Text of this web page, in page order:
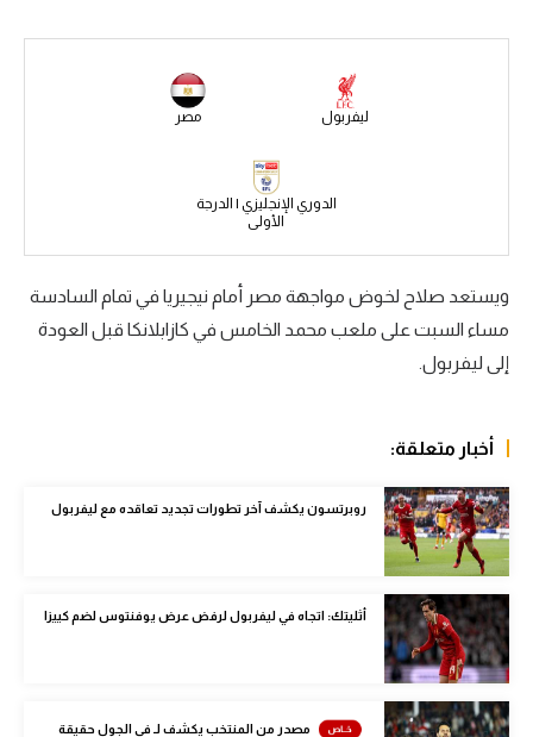
الدوري الإنجليزي
كرة السلة الأمريكية
كرة سلة
كرة طائرة
الوطن العربي
في المونديال
رياضة نسائية
آسيا
أمريكا
ليفربول مصر
الدوري الإنجليزي | الدرجة
الأولى
ويستعد صلاح لخوض مواجهة مصر أمام نيجيريا في تمام السادسة
مساء السبت على ملعب محمد الخامس في كازابلانكا قبل العودة
إلى ليفربول.
أخبار متعلقة:
روبرتسون يكشف آخر تطورات تجديد تعاقده مع ليفربول
أثليتك: اتجاه في ليفربول لرفض عرض يوفنتوس لضم كييزا
مصدر من المنتخب يكشف لـ في الجول حقيقة